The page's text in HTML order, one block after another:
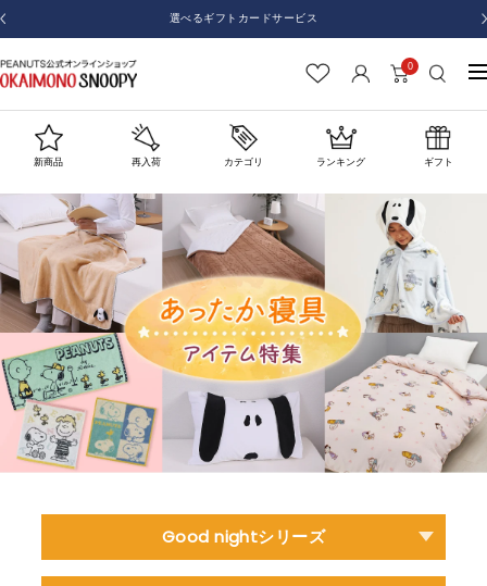
コ
ン
テ
ン
ツ
キ
ッ
戻
選べるギフトカードサービス
お
SNOOPY
0
ナ
新商品 再入荷 カテゴリ ランキング ギフト
Good nightシリーズ